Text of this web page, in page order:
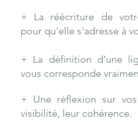
+ La réécriture de
pour qu'elle s'adresse à
+ La définition d'une
vous corresponde
+ Une réflexion sur
visibilité, leur cohérence.